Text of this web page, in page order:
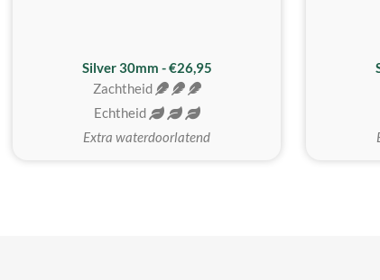
Silver 30mm - €26,95
Zachtheid
Echtheid
Extra waterdoorlatend